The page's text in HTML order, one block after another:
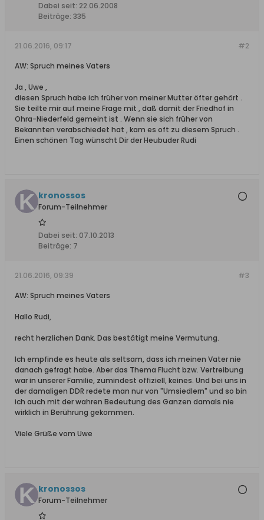
Dabei seit: 22.06.2008
Beiträge: 335
#2
21.06.2016, 09:17
AW: Spruch meines Vaters
Ja , Uwe ,
diesen Spruch habe ich früher von meiner Mutter öfter gehört .
Sie teilte mir auf meine Frage mit , daß damit der Friedhof in
Ohra-Niederfeld gemeint ist . Wenn sie sich früher von
Bekannten verabschiedet hat , kam es oft zu diesem Spruch .
Einen schönen Tag wünscht Dir der Heubuder Rudi
kronossos
Forum-Teilnehmer
Dabei seit: 07.10.2013
Beiträge: 7
#3
21.06.2016, 09:39
AW: Spruch meines Vaters
Hallo Rudi,
recht herzlichen Dank. Das bestätigt meine Vermutung.
Ich empfinde es heute als seltsam, dass ich meinen Vater nie
danach gefragt habe. Aber das Thema Flucht bzw. Vertreibung
war in unserer Familie, zumindest offiziell, keines. Und bei uns in
der damaligen DDR redete man nur von "Umsiedlern" und so bin
ich auch mit der wahren Bedeutung des Ganzen damals nie
wirklich in Berührung gekommen.
Viele Grüße vom Uwe
kronossos
Forum-Teilnehmer